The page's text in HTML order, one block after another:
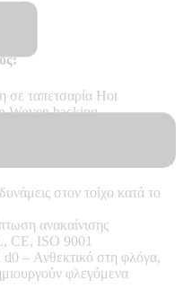
ταπετσαρία Hot
Woven backing
με κόλλα μόνο στον
στον τοίχο κατά το
ανακαίνισης
CE, ISO 9001
d0 – Ανθεκτικό στη φλόγα,
φλεγόμενα